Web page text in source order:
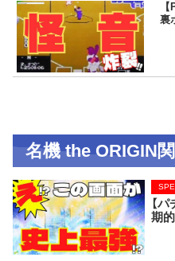
裏
名機 the ORIGIN
【
期